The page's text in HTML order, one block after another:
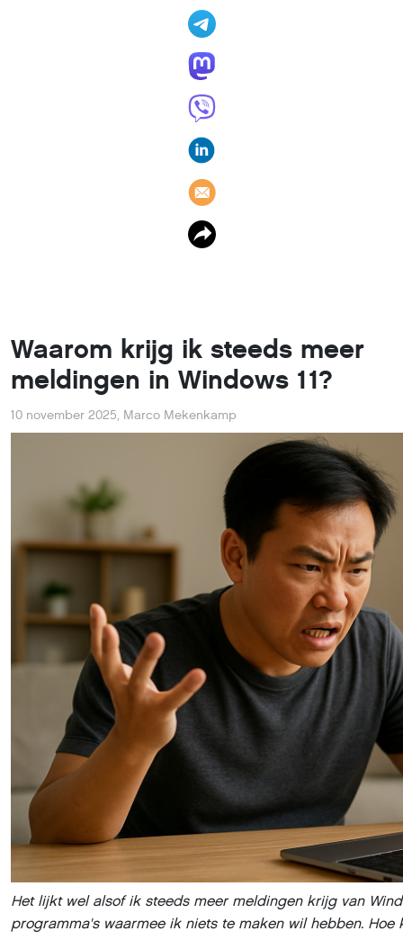
Waarom krijg ik steeds meer
meldingen in Windows 11?
10 november 2025, Marco Mekenkamp
Het lijkt wel alsof ik steeds meer meldingen krijg van
programma's waarmee ik niets te maken wil hebben.